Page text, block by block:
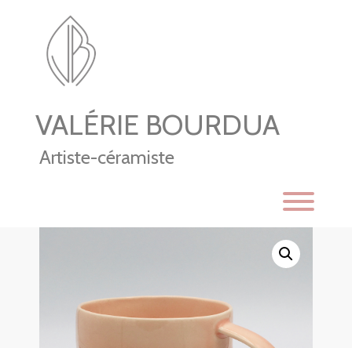
VALÉRIE BOURDUA
Artiste-céramiste